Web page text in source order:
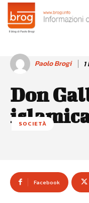
Paolo Brogi
Don
SOCIETÀ
Facebook